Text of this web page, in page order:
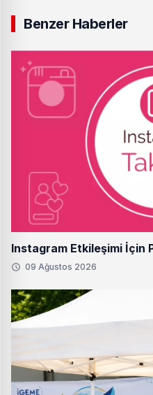
Benzer Haberler
Instagram Etkileşimi İçin
09 Ağustos 2026